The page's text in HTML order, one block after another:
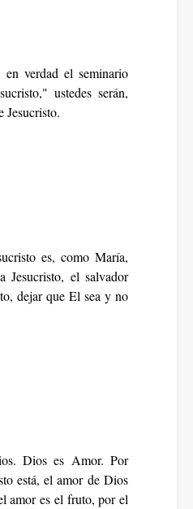
en verdad el seminario
ustedes serán,
Jesucristo.
es, como María,
el salvador
dejar que El sea y no
Dios es Amor. Por
está, el amor de Dios
amor es el fruto, por el